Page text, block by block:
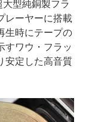
型純銅製フラ
レーヤーに搭載
生時にテープの
すワウ・フラッ
安定した高音質